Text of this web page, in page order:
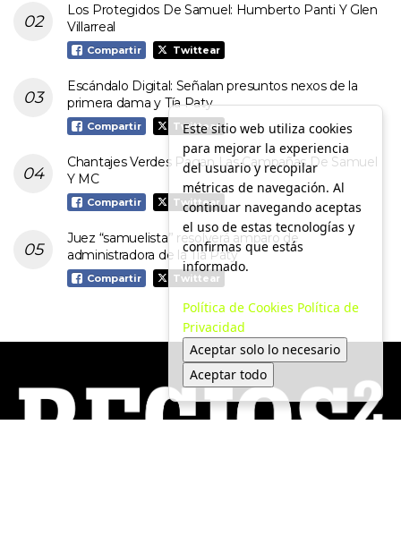
Los Protegidos De Samuel: Humberto Panti Y Glen
Villarreal
Compartir Twittear
Escándalo Digital: Señalan presuntos nexos de la
primera dama y Tía Paty
Compartir Twittear
Chantajes Verdes Pagan Las Campañas De Samuel
Y MC
Compartir Twittear
Juez “samuelista” resolverá amparo de
administradora de la Tía Paty
Compartir Twittear
Este sitio web utiliza cookies
para mejorar la experiencia
del usuario y recopilar
métricas de navegación. Al
continuar navegando aceptas
el uso de estas tecnologías y
confirmas que estás
informado.
Política de Cookies Política de
Privacidad
Aceptar solo lo necesario
Aceptar todo